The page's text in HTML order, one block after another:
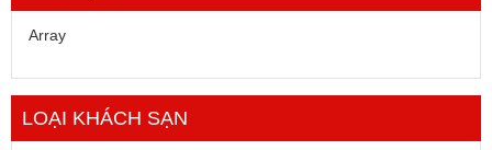
Array
LOẠI KHÁCH SẠN